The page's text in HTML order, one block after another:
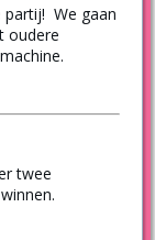
partij! We gaan
oudere
twee